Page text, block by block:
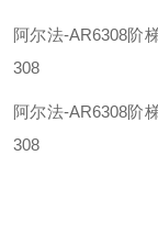
阿尔法-AR6308阶
308
阿尔法-AR6308阶
308